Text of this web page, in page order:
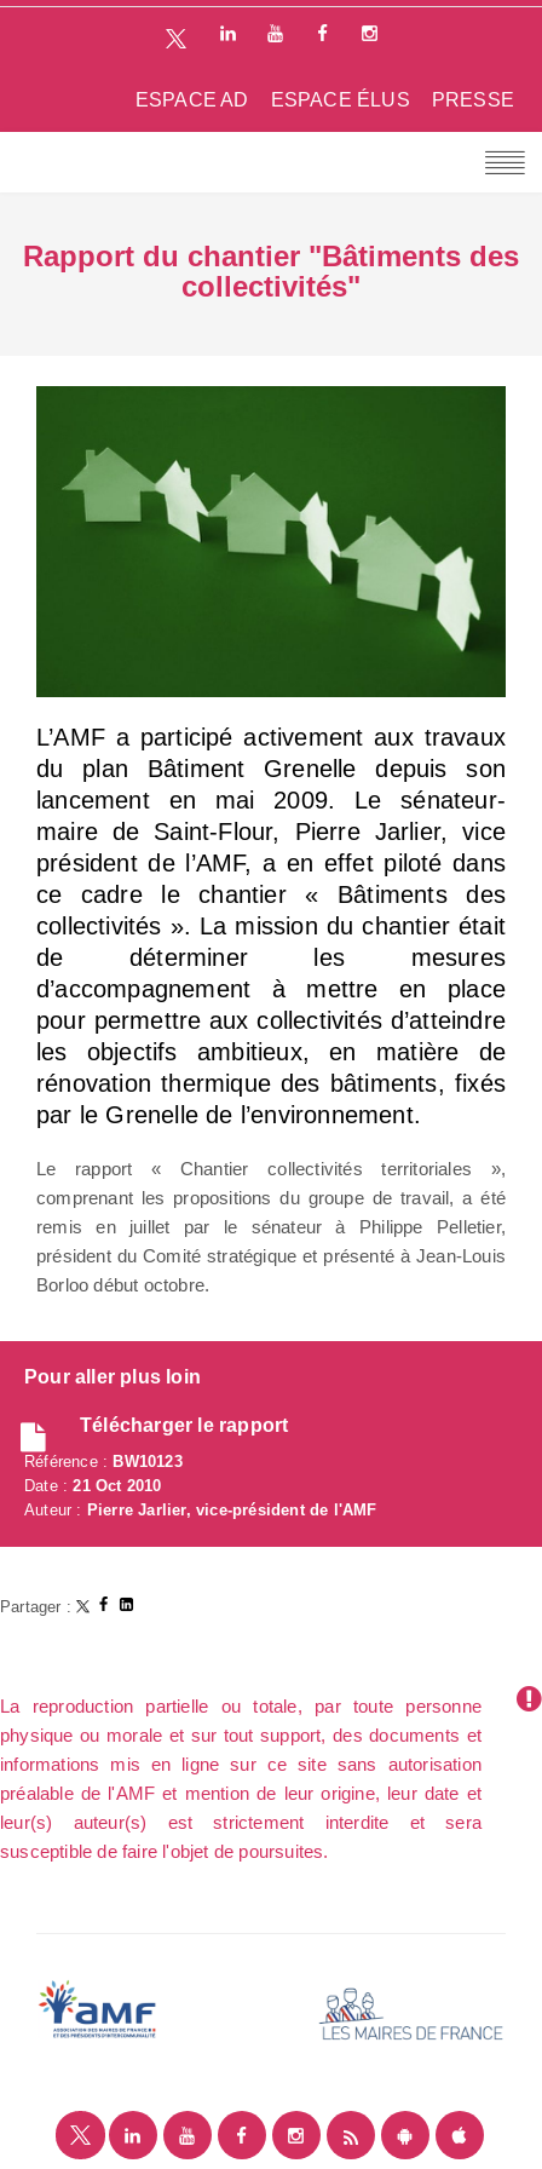
PRESSE
ESPACE ÉLUS
ESPACE AD
Rapport du chantier "Bâtiments des
collectivités"
L’AMF a participé activement aux travaux
du plan Bâtiment Grenelle depuis son
lancement en mai 2009. Le sénateur-
maire de Saint-Flour, Pierre Jarlier, vice
président de l’AMF, a en effet piloté dans
ce cadre le chantier « Bâtiments des
collectivités ». La mission du chantier était
de déterminer les mesures
d’accompagnement à mettre en place
pour permettre aux collectivités d’atteindre
les objectifs ambitieux, en matière de
rénovation thermique des bâtiments, fixés
par le Grenelle de l’environnement.
Le rapport « Chantier collectivités territoriales »,
comprenant les propositions du groupe de travail, a été
remis en juillet par le sénateur à Philippe Pelletier,
président du Comité stratégique et présenté à Jean-Louis
Borloo début octobre.
Pour aller plus loin
Télécharger le rapport
Référence : BW10123
Date :21 Oct 2010
Auteur : Pierre Jarlier, vice-président de l'AMF
Partager :
La reproduction partielle ou totale, par toute personne
physique ou morale et sur tout support, des documents et
informations mis en ligne sur ce site sans autorisation
préalable de l'AMF et mention de leur origine, leur date et
leur(s) auteur(s) est strictement interdite et sera
susceptible de faire l'objet de poursuites.